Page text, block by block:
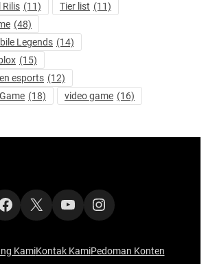
Rilis (11) Tier list (11)
(48)
Legends (14)
(15)
esports (12)
(18) video game (16)
X YouTubeInstagram
KamiKontak KamiPedoman Konten